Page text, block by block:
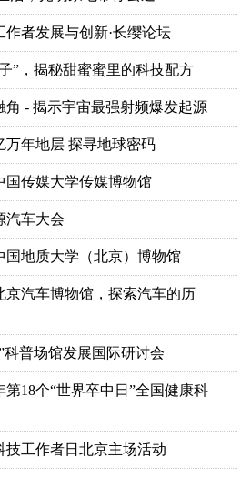
者发展与创新·长缨论坛
”，揭秘甜蜜蜜里的科技配方
角 - 揭示宇宙最强射频爆发起源
万年地层 探寻地球密码
国传媒大学传媒博物馆
汽车大会
国地质大学（北京）博物馆
京汽车博物馆，探索汽车的历
科普场馆发展国际研讨会
第18个“世界卒中日”全国健康科
技工作者日北京主场活动